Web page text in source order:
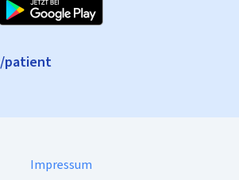
patient
Impressum